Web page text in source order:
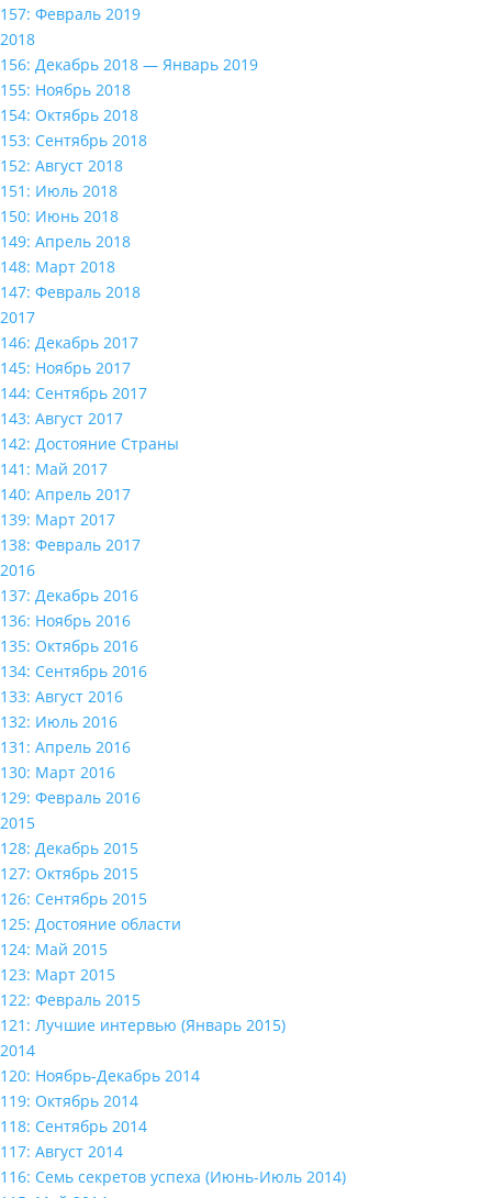
157: Февраль 2019
2018
156: Декабрь 2018 — Январь 2019
155: Ноябрь 2018
154: Октябрь 2018
153: Сентябрь 2018
152: Август 2018
151: Июль 2018
150: Июнь 2018
149: Апрель 2018
148: Март 2018
147: Февраль 2018
2017
146: Декабрь 2017
145: Ноябрь 2017
144: Сентябрь 2017
143: Август 2017
142: Достояние Страны
141: Май 2017
140: Апрель 2017
139: Март 2017
138: Февраль 2017
2016
137: Декабрь 2016
136: Ноябрь 2016
135: Октябрь 2016
134: Сентябрь 2016
133: Август 2016
132: Июль 2016
131: Апрель 2016
130: Март 2016
129: Февраль 2016
2015
128: Декабрь 2015
127: Октябрь 2015
126: Сентябрь 2015
125: Достояние области
124: Май 2015
123: Март 2015
122: Февраль 2015
121: Лучшие интервью (Январь 2015)
2014
120: Ноябрь-Декабрь 2014
119: Октябрь 2014
118: Сентябрь 2014
117: Август 2014
116: Семь секретов успеха (Июнь-Июль 2014)